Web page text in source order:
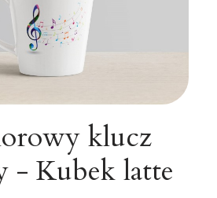
klucz
Kubek latte